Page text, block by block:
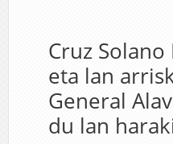
Cruz
eta lan
General
du lan